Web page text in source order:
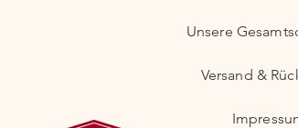
Unsere
Versand &